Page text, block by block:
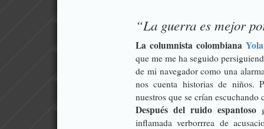
“La guerra es mejor
La columnista colombiana
que me me ha seguido
de mi navegador como una
nos cuenta historias de niños.
nuestros que se crían escuchando
Después del ruido espantoso
inflamada verborrrea de